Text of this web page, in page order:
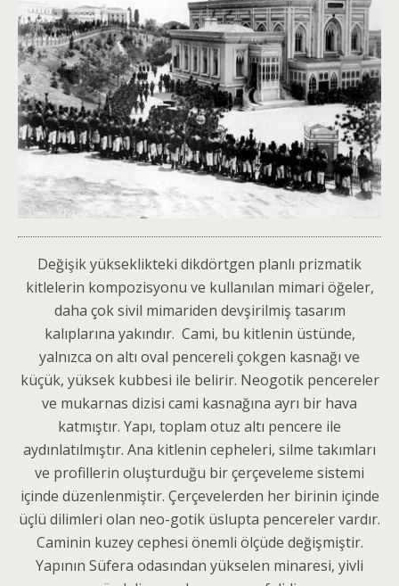
Değişik yükseklikteki dikdörtgen planlı prizmatik
kitlelerin kompozisyonu ve kullanılan mimari öğeler,
daha çok sivil mimariden devşirilmiş tasarım
kalıplarına yakındır. Cami, bu kitlenin üstünde,
yalnızca on altı oval pencereli çokgen kasnağı ve
küçük, yüksek kubbesi ile belirir. Neogotik pencereler
ve mukarnas dizisi cami kasnağına ayrı bir hava
katmıştır. Yapı, toplam otuz altı pencere ile
aydınlatılmıştır. Ana kitlenin cepheleri, silme takımları
ve profillerin oluşturduğu bir çerçeveleme sistemi
içinde düzenlenmiştir. Çerçevelerden her birinin içinde
üçlü dilimleri olan neo-gotik üslupta pencereler vardır.
Caminin kuzey cephesi önemli ölçüde değişmiştir.
Yapının Süfera odasından yükselen minaresi, yivli